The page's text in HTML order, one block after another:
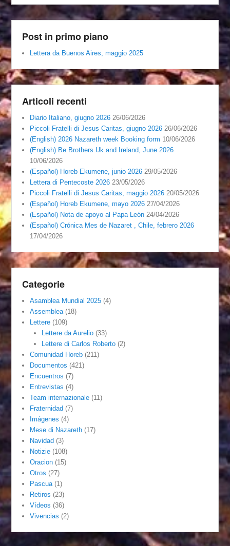
Post in primo piano
Lettera da Buenos Aires, maggio 2025
Articoli recenti
Diario Italiano, giugno 2026 26/06/2026
Piccoli Fratelli di Jesus Caritas, giugno 2026 26/06/2026
(English) 2026 Nazareth week Booking form 10/06/2026
(English) Be Brothers Uk and Ireland, June 2026
10/06/2026
(Español) Horeb Ekumene, junio 2026 29/05/2026
Lettera di Pentecoste 2026 23/05/2026
Piccoli Fratelli di Jesus Caritas, maggio 2026 20/05/2026
(Español) Horeb Ekumene, mayo 2026 27/04/2026
(Español) Nota de apoyo al Papa León 24/04/2026
(Español) Crónica Mes de Nazaret , Chile, febrero 2026
17/04/2026
Categorie
Asamblea Mundial 2025 (4)
Assemblea (18)
Lettere (109)
Lettere da Aurelio(33)
Lettere di Carlos Roberto(2)
Comunidad Horeb (211)
Documentos (421)
Encuentros (7)
Entrevistas (4)
Team internazionale (11)
Fraternidad (7)
Imágenes (4)
Mese di Nazareth (17)
Navidad (3)
Notizie (108)
Oracion (15)
Otros (27)
Pascua (1)
Retiros (23)
Vídeos (36)
Vivencias (2)